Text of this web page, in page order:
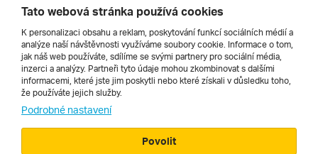
20 570 Kč 21 660 Kč
Všechny
Cestopisy
Tato webová stránka používá cookies
K personalizaci obsahu a reklam, poskytování funkcí sociálních médií a
analýze naší návštěvnosti využíváme soubory cookie. Informace o tom,
jak náš web používáte, sdílíme se svými partnery pro sociální média,
inzerci a analýzy. Partneři tyto údaje mohou zkombinovat s dalšími
informacemi, které jste jim poskytli nebo které získali v důsledku toho,
že používáte jejich služby.
Podrobné nastavení
Povolit